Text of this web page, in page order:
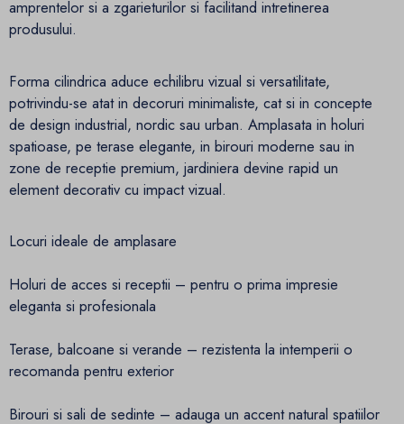
amprentelor si a zgarieturilor si facilitand intretinerea
produsului.
Forma cilindrica aduce echilibru vizual si versatilitate,
potrivindu-se atat in decoruri minimaliste, cat si in concepte
de design industrial, nordic sau urban. Amplasata in holuri
spatioase, pe terase elegante, in birouri moderne sau in
zone de receptie premium, jardiniera devine rapid un
element decorativ cu impact vizual.
Locuri ideale de amplasare
Holuri de acces si receptii – pentru o prima impresie
eleganta si profesionala
Terase, balcoane si verande – rezistenta la intemperii o
recomanda pentru exterior
Birouri si sali de sedinte – adauga un accent natural spatiilor